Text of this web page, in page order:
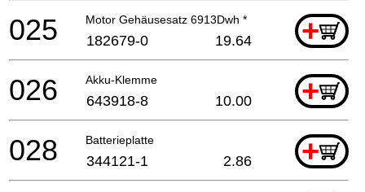
Motor Gehäusesatz 6913Dwh * +
025 182679-0 19.64
Akku-Klemme +
026 643918-8 10.00
Batterieplatte +
028 344121-1 2.86